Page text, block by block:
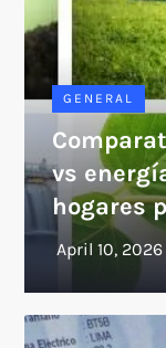
GENERAL
vs
hogares